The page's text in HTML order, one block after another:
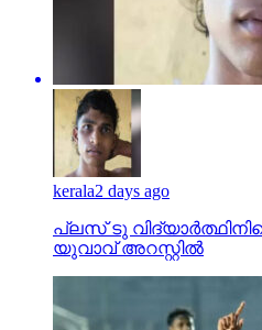
kerala2 days ago
പ്ലസ് ടു
യുവാവ് അറസ്റ്റില്‍